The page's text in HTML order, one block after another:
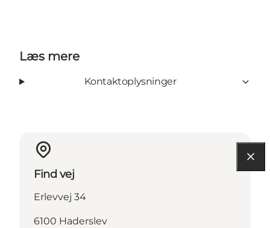
Læs mere
Kontaktoplysninger
Find vej
Erlevvej 34
6100 Haderslev